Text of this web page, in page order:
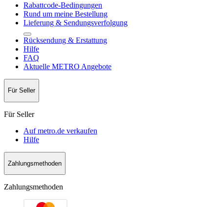
Rabattcode-Bedingungen
Rund um meine Bestellung
Lieferung & Sendungsverfolgung
Rücksendung & Erstattung
Hilfe
FAQ
Aktuelle METRO Angebote
Für Seller
Für Seller
Auf metro.de verkaufen
Hilfe
Zahlungsmethoden
Zahlungsmethoden